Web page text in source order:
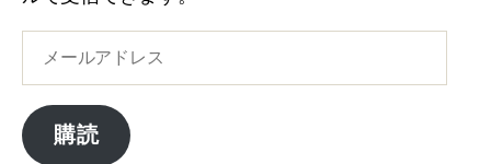
ア
ド
購読